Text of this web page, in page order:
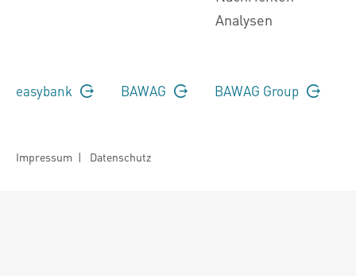
Analysen
easybank BAWAG BAWAG Group
Impressum | Datenschutz